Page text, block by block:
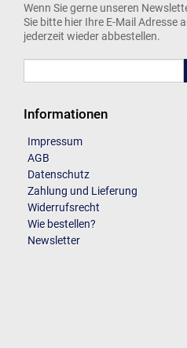
Wenn Sie gerne unseren
Sie bitte hier Ihre E-Mail Adresse
jederzeit wieder abbestellen.
Informationen
Impressum
AGB
Datenschutz
Zahlung und Lieferung
Widerrufsrecht
Wie bestellen?
Newsletter